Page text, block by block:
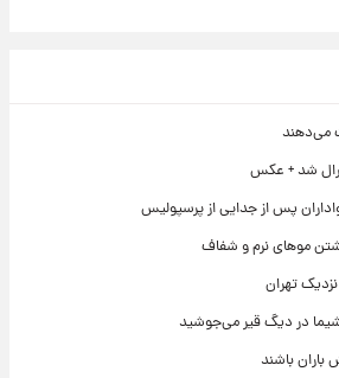
می‌دهند
شد + عکس
پس از جدایی از پرسپولیس
موهای نرم و شفاف
تهران
در دیگ قیر می‌جوشید
باران باشند